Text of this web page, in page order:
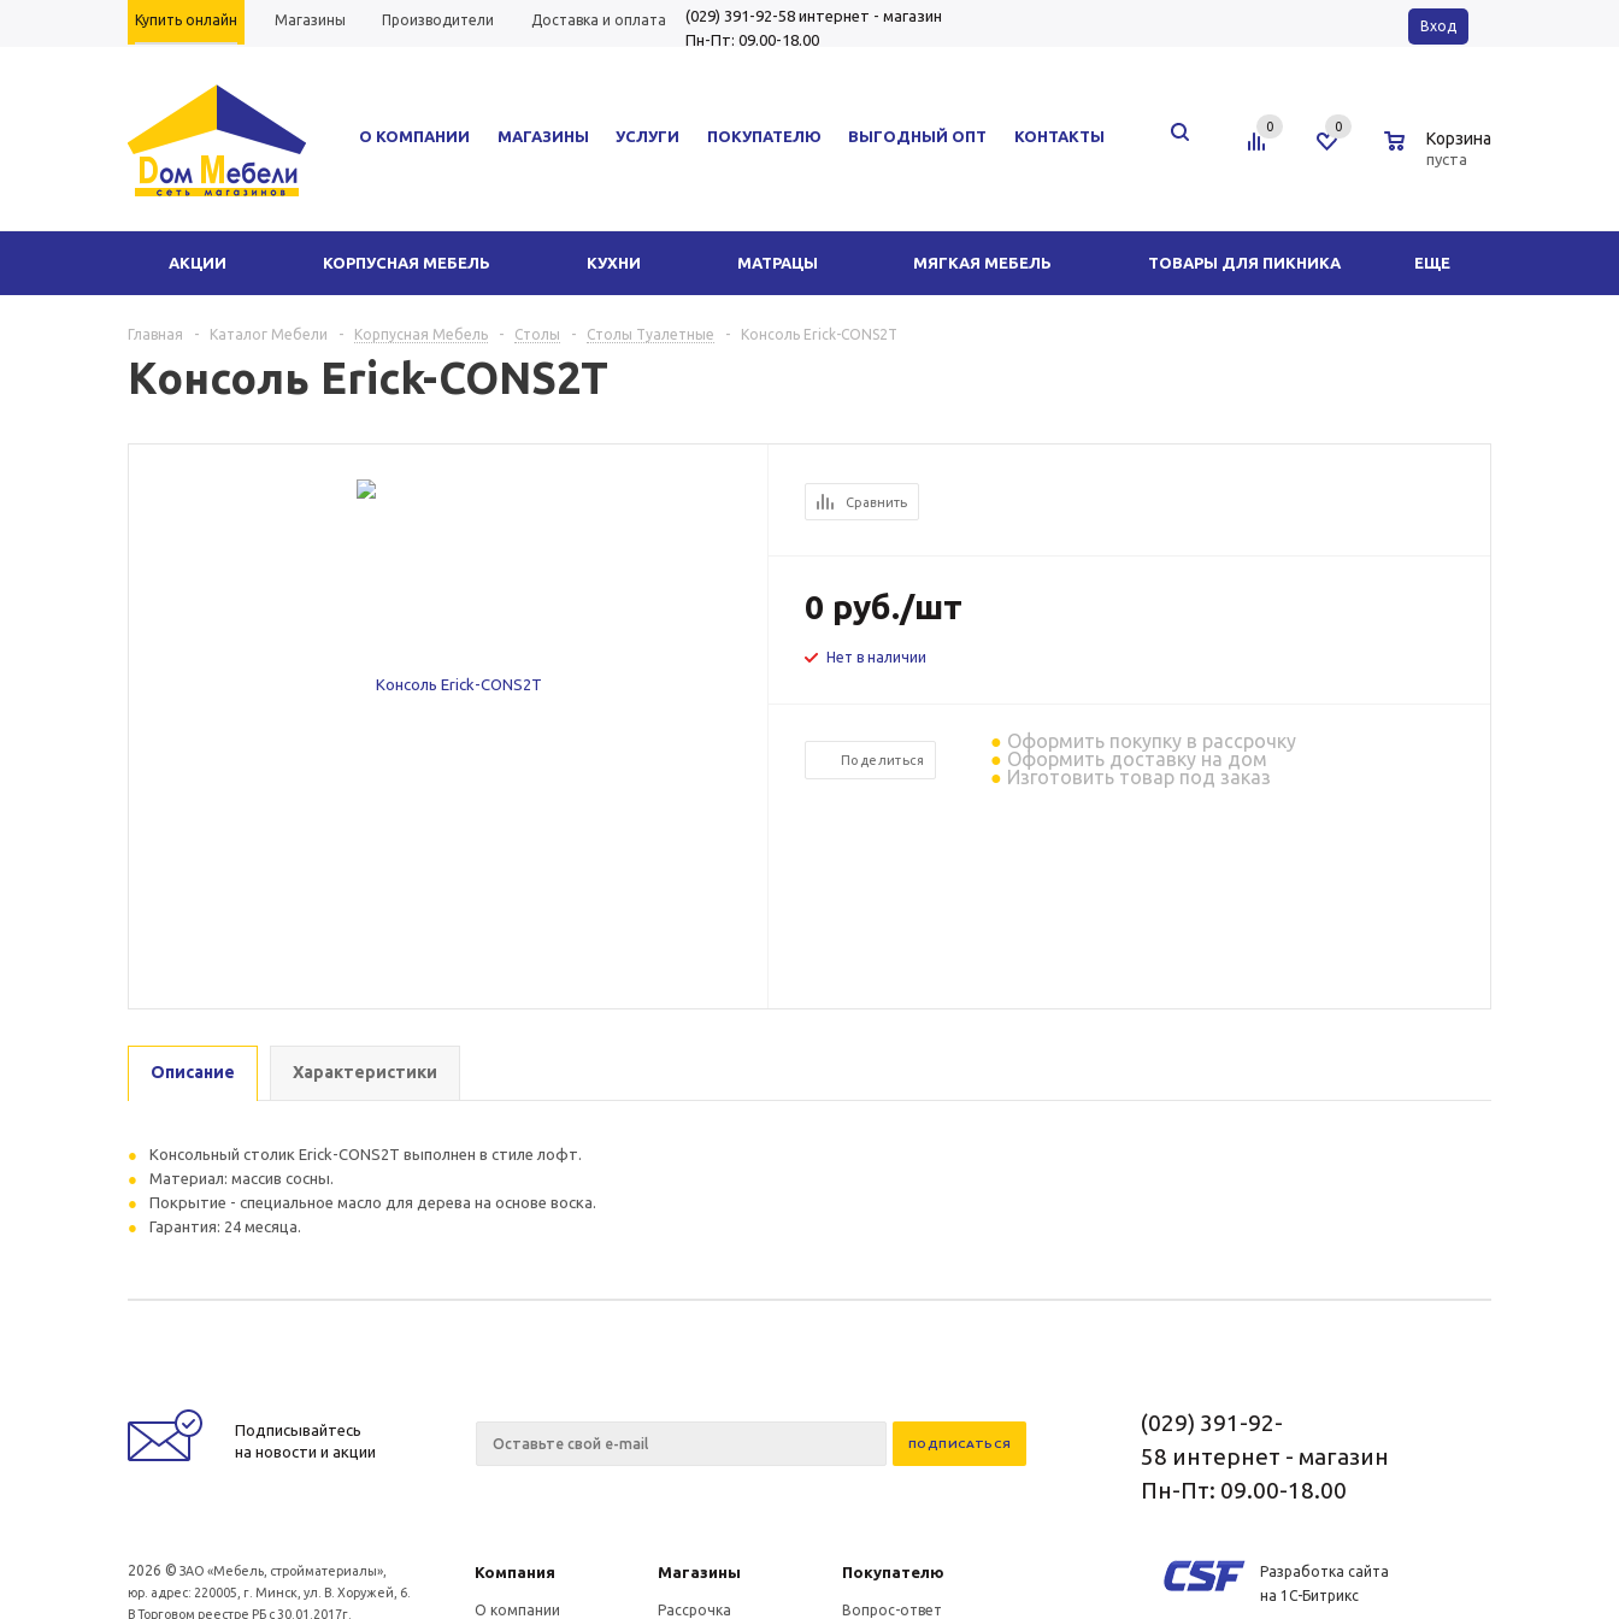
Купить онлайн Магазины Производители Доставка и оплата Вход
(029) 391-92-58 интернет - магазин
Пн-Пт: 09.00-18.00
О КОМПАНИИ МАГАЗИНЫ УСЛУГИ ПОКУПАТЕЛЮ ВЫГОДНЫЙ ОПТ КОНТАКТЫ
0 0
Корзина
пуста
АКЦИИ КОРПУСНАЯ МЕБЕЛЬ КУХНИ МАТРАЦЫ МЯГКАЯ МЕБЕЛЬ ТОВАРЫ ДЛЯ ПИКНИКА ЕЩЕ
Главная - Каталог Мебели - Корпусная Мебель - Столы - Столы Туалетные - Консоль Erick-CONS2T
Консоль Erick-CONS2T
Сравнить
0 руб./шт
Нет в наличии
Поделиться
Оформить покупку в рассрочку
Оформить доставку на дом
Изготовить товар под заказ
Описание Характеристики
Консольный столик Erick-CONS2T выполнен в стиле лофт.
Материал: массив сосны.
Покрытие - специальное масло для дерева на основе воска.
Гарантия: 24 месяца.
Подписывайтесь
на новости и акции
(029) 391-92-
58 интернет - магазин
Пн-Пт: 09.00-18.00
2026 © ЗАО «Мебель, стройматериалы»,
юр. адрес: 220005, г. Минск, ул. В. Хоружей, 6.
В Торговом реестре РБ с 30.01.2017г.
Компания Магазины Покупателю
О компании Рассрочка Вопрос-ответ
Разработка сайта
на 1С-Битрикс